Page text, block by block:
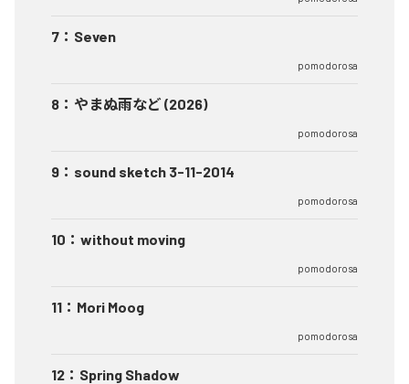
7 ： Seven
pomodorosa
8 ： やまぬ雨など (2026)
pomodorosa
9 ： sound sketch 3-11-2014
pomodorosa
10 ： without moving
pomodorosa
11 ： Mori Moog
pomodorosa
12 ： Spring Shadow